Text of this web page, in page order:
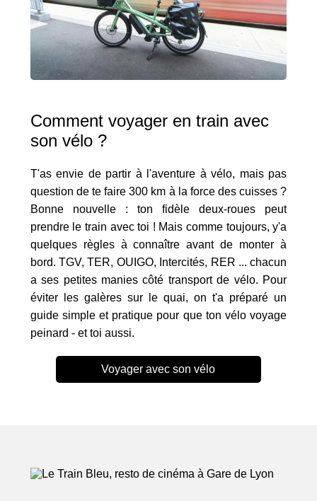
Comment voyager en train avec
son vélo ?
T'as envie de partir à l'aventure à vélo, mais pas
question de te faire 300 km à la force des cuisses ?
Bonne nouvelle : ton fidèle deux-roues peut
prendre le train avec toi ! Mais comme toujours, y'a
quelques règles à connaître avant de monter à
bord. TGV, TER, OUIGO, Intercités, RER ... chacun
a ses petites manies côté transport de vélo. Pour
éviter les galères sur le quai, on t'a préparé un
guide simple et pratique pour que ton vélo voyage
peinard - et toi aussi.
Voyager avec son vélo